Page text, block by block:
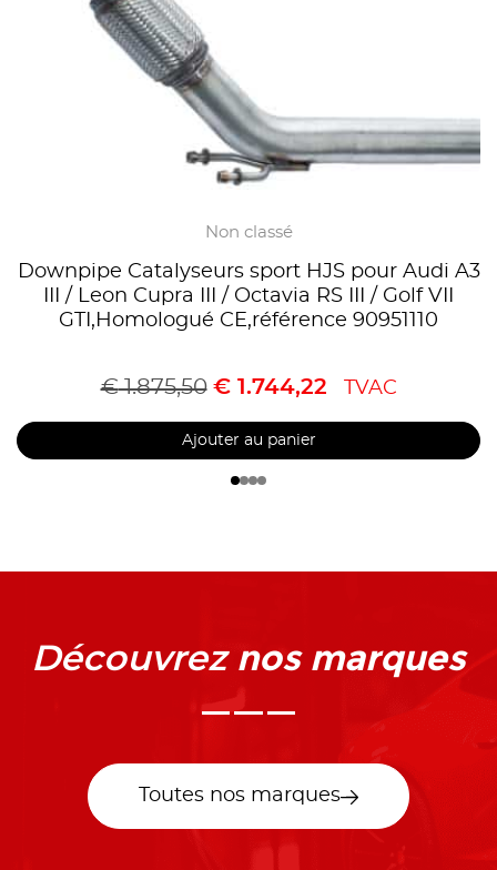
Non classé
Downpipe Catalyseurs sport HJS pour Audi A3
III / Leon Cupra III / Octavia RS III / Golf VII
GTI,Homologué CE,référence 90951110
€1.875,50 €1.744,22 TVAC
Ajouter au panier
Découvrez nos marques
Toutes nos marques